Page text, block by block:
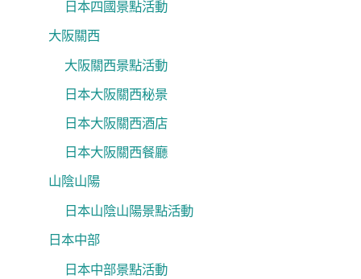
日本四國景點活動
大阪關西
大阪關西景點活動
日本大阪關西秘景
日本大阪關西酒店
日本大阪關西餐廳
山陰山陽
日本山陰山陽景點活動
日本中部
日本中部景點活動